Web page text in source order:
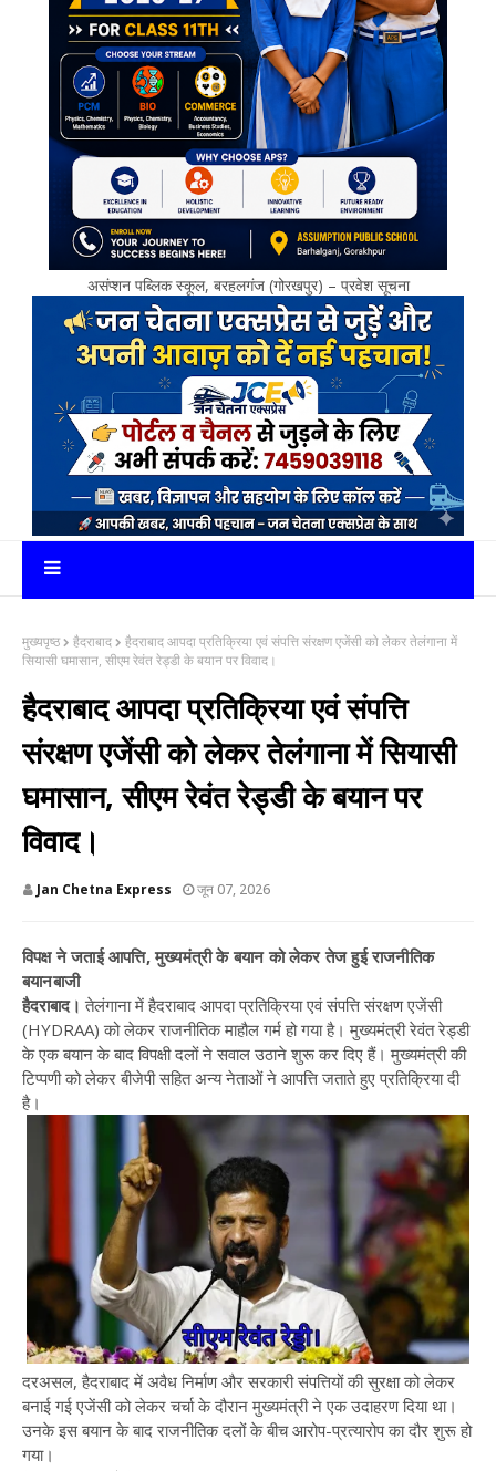
असंप्शन पब्लिक स्कूल, बरहलगंज (गोरखपुर) – प्रवेश सूचना
मुख्यपृष्ठ हैदराबाद
हैदराबाद आपदा प्रतिक्रिया एवं संपत्ति संरक्षण एजेंसी को लेकर तेलंगाना में
सियासी घमासान, सीएम रेवंत रेड्डी के बयान पर विवाद।
हैदराबाद आपदा प्रतिक्रिया एवं संपत्ति
संरक्षण एजेंसी को लेकर तेलंगाना में सियासी
घमासान, सीएम रेवंत रेड्डी के बयान पर
विवाद।
Jan Chetna Express जून 07, 2026
विपक्ष ने जताई आपत्ति, मुख्यमंत्री के बयान को लेकर तेज हुई राजनीतिक
बयानबाजी
हैदराबाद। तेलंगाना में हैदराबाद आपदा प्रतिक्रिया एवं संपत्ति संरक्षण एजेंसी
(HYDRAA) को लेकर राजनीतिक माहौल गर्म हो गया है। मुख्यमंत्री रेवंत रेड्डी
के एक बयान के बाद विपक्षी दलों ने सवाल उठाने शुरू कर दिए हैं। मुख्यमंत्री की
टिप्पणी को लेकर बीजेपी सहित अन्य नेताओं ने आपत्ति जताते हुए प्रतिक्रिया दी
है।
दरअसल, हैदराबाद में अवैध निर्माण और सरकारी संपत्तियों की सुरक्षा को लेकर
बनाई गई एजेंसी को लेकर चर्चा के दौरान मुख्यमंत्री ने एक उदाहरण दिया था।
उनके इस बयान के बाद राजनीतिक दलों के बीच आरोप-प्रत्यारोप का दौर शुरू हो
गया।